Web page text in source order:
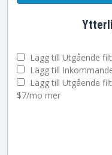
Lägg till Utgående
Lägg till
Lägg till Utgående
$7/mo mer